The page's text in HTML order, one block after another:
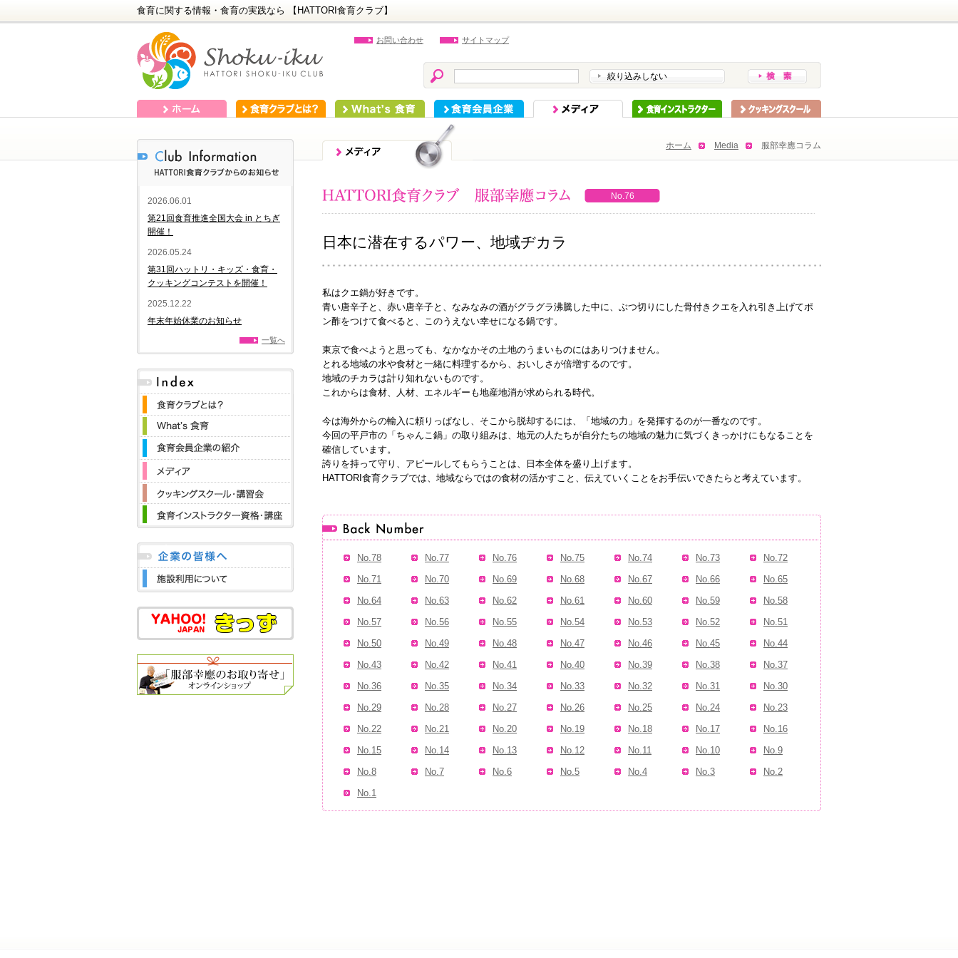
食育に関する情報・食育の実践なら 【HATTORI食育クラブ】
お問い合わせ サイトマップ
絞り込みしない
食育会員企業
ホーム Media 服部幸應コラム
No.76
日本に潜在するパワー、地域ヂカラ
私はクエ鍋が好きです。
青い唐辛子と、赤い唐辛子と、なみなみの酒がグラグラ沸騰した中に、ぶつ切りにした骨付きクエを入れ引き上げてポ
ン酢をつけて食べると、このうえない幸せになる鍋です。
東京で食べようと思っても、なかなかその土地のうまいものにはありつけません。
とれる地域の水や食材と一緒に料理するから、おいしさが倍増するのです。
地域のチカラは計り知れないものです。
これからは食材、人材、エネルギーも地産地消が求められる時代。
今は海外からの輸入に頼りっぱなし、そこから脱却するには、「地域の力」を発揮するのが一番なのです。
今回の平戸市の「ちゃんこ鍋」の取り組みは、地元の人たちが自分たちの地域の魅力に気づくきっかけにもなることを
確信しています。
誇りを持って守り、アピールしてもらうことは、日本全体を盛り上げます。
HATTORI食育クラブでは、地域ならではの食材の活かすこと、伝えていくことをお手伝いできたらと考えています。
No.78 No.77 No.76 No.75 No.74 No.73
No.72
No.71
No.70 No.69 No.68 No.67 No.66
No.65
No.64
No.63 No.62 No.61 No.60 No.59
No.58
No.57
No.56 No.55 No.54 No.53 No.52
No.51
No.50
No.49 No.48 No.47 No.46 No.45
No.44
No.43
No.42 No.41 No.40 No.39 No.38
No.37
No.36
No.35 No.34 No.33 No.32 No.31
No.30
No.29
No.28 No.27 No.26 No.25 No.24
No.23
No.22
No.21 No.20 No.19 No.18 No.17
No.16
No.15
No.14 No.13 No.12 No.11 No.10
No.9
No.8
No.7 No.6 No.5 No.4 No.3
No.2
No.1
2026.06.01
第21回食育推進全国大会 in とちぎ
開催！
2026.05.24
第31回ハットリ・キッズ・食育・
クッキングコンテストを開催！
2025.12.22
年末年始休業のお知らせ
一覧へ